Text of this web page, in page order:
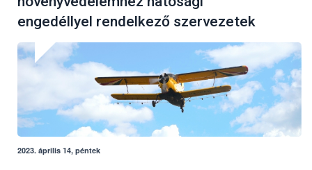
engedéllyel rendelkező szervezetek
2023. április 14, péntek